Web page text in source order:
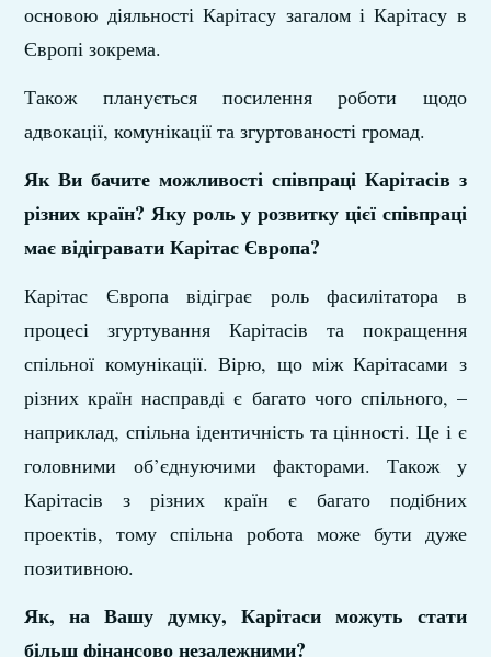
основою діяльності Карітасу загалом і Карітасу в
Європі зокрема.
Також планується посилення роботи щодо
адвокації, комунікації та згуртованості громад.
Як Ви бачите можливості співпраці Карітасів з
різних країн? Яку роль у розвитку цієї співпраці
має відігравати Карітас Європа?
Карітас Європа відіграє роль фасилітатора в
процесі згуртування Карітасів та покращення
спільної комунікації. Вірю, що між Карітасами з
різних країн насправді є багато чого спільного, –
наприклад, спільна ідентичність та цінності. Це і є
головними об’єднуючими факторами. Також у
Карітасів з різних країн є багато подібних
проектів, тому спільна робота може бути дуже
позитивною.
Як, на Вашу думку, Карітаси можуть стати
більш фінансово незалежними?